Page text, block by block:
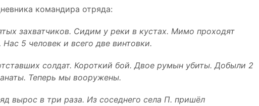
командира отряда:
захватчиков. Сидим у реки в кустах. Мимо проходят
5 человек и всего две винтовки.
солдат. Короткий бой. Двое румын убиты. Добыли 2
Теперь мы вооружены.
вырос в три раза. Из соседнего села П. пришёл